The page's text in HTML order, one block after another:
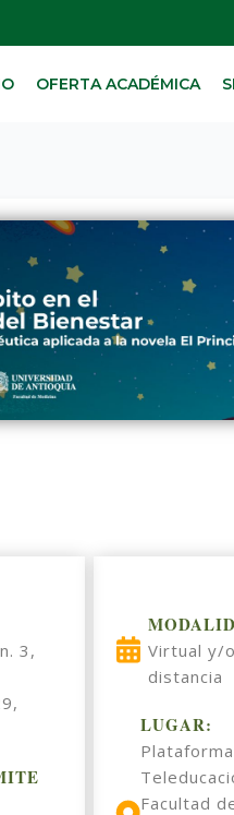
OFERTA ACADÉMICA
3,
Virtual y/o
distancia
LUGAR:
Facultad